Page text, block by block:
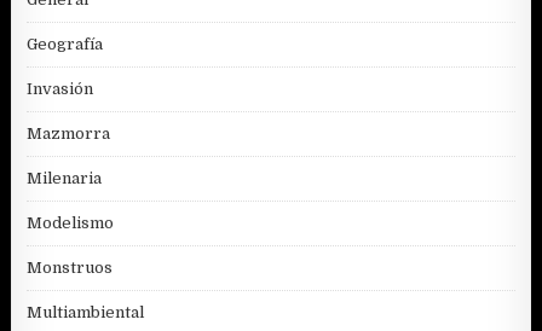
Geografía
Invasión
Mazmorra
Milenaria
Modelismo
Monstruos
Multiambiental